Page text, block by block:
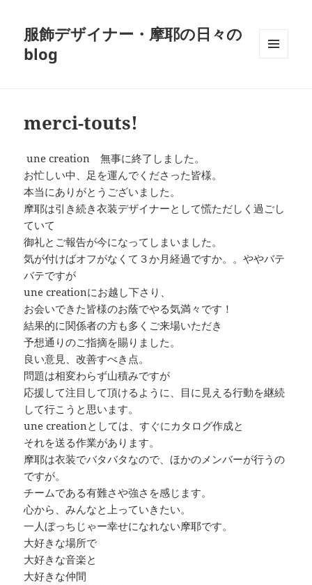
服飾デザイナー・摩耶の日々の
blog
merci-touts!
une creation 無事に終了しました。
お忙しい中、足を運んでくださった皆様。
本当にありがとうございました。
摩耶は引き続き衣装デザイナーとして慌ただしく過ごし
ていて
御礼とご報告が今になってしまいました。
気が付けばオフがなくて３か月経過ですか。。ややバテ
バテですが
une creationにお越し下さり、
お会いできた皆様のお蔭でやる気満々です！
結果的に関係者の方も多くご来場いただき
予想通りのご指摘を賜りました。
良い意見、改善すべき点。
問題は相変わらず山積みですが
応援して注目して頂けるように、目に見える行動を継続
して行こうと思います。
une creationとしては、すぐにカタログ作成と
それを送る作業があります。
摩耶は衣装でバタバタなので、ほかのメンバーが行うの
ですが。
チームである有難さや強さを感じます。
心から、みんなと上っていきたい。
一人ぼっちじゃー幸せになれない摩耶です。
大好きな場所で
大好きな音楽と
大好きな仲間